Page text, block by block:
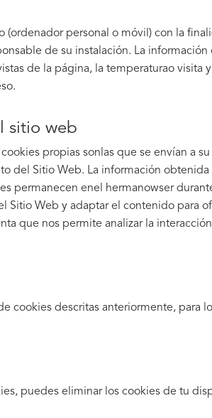
(ordenador personal o móvil) con la
de su instalación. La
de la página, la temperaturao visita
sitio web
propias sonlas que se envían a
del Sitio Web. La información
permanecen enel hermanowser
Sitio Web y adaptar el contenido para
que nos permite analizar la
cookies descritas anteriormente, para
puedes eliminar los cookies de tu